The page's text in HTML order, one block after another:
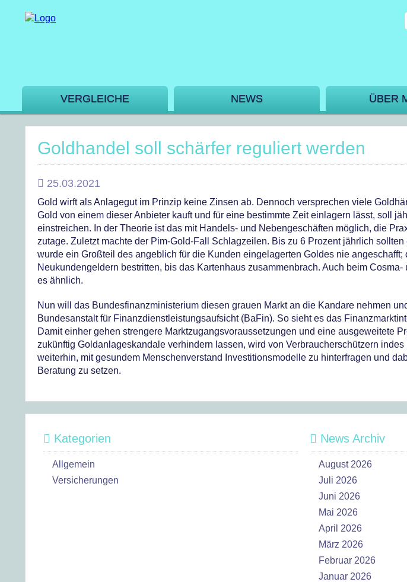
VERGLEICHE NEWS ÜBER
Goldhandel soll schärfer reguliert werden
25.03.2021
Gold wirft als Anlagegut im Prinzip keine Zinsen ab. Dennoch versprechen viele
Gold von einem dieser Anbieter kauft und für eine bestimmte Zeit einlagern lässt, soll
einstreichen. In der Theorie ist das mit Handels- und Nebengeschäften möglich, die
zutage. Zuletzt machte der Pim-Gold-Fall Schlagzeilen. Bis zu 6 Prozent jährlich
wurde ein Großteil des angeblich für die Kunden eingelagerten Goldes nie
Neukundengeldern bestritten, bis das Kartenhaus zusammenbrach. Auch beim
es ähnlich.
Nun will das Bundesfinanzministerium diesen grauen Markt an die Kandare nehmen
Bundesanstalt für Finanzdienstleistungsaufsicht (BaFin). So sieht es das
Damit einher gehen strengere Marktzugangsvoraussetzungen und eine ausgeweitete
zukünftig Goldanlageskandale verhindern lassen, wird von Verbraucherschützern
weiterhin, mit gesundem Menschenverstand Investitionsmodelle zu hinterfragen und
Beratung zu setzen.
Kategorien
Allgemein
Versicherungen
News Archiv
August 2026
Juli 2026
Juni 2026
Mai 2026
April 2026
März 2026
Februar 2026
Januar 2026